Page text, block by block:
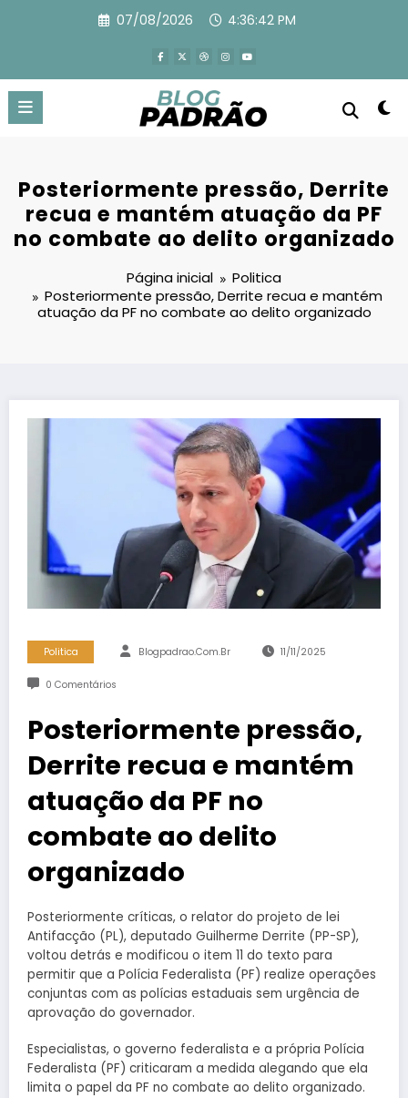
07/08/2026 4:36:44 PM
Posteriormente pressão, Derrite
recua e mantém atuação da PF
no combate ao delito organizado
Página inicial
Politica
Posteriormente pressão, Derrite recua e mantém
atuação da PF no combate ao delito organizado
Politica Blogpadrao.com.br 11/11/2025
0 Comentários
Posteriormente pressão,
Derrite recua e mantém
atuação da PF no
combate ao delito
organizado
Posteriormente críticas, o relator do projeto de lei
Antifacção (PL), deputado Guilherme Derrite (PP-SP),
voltou detrás e modificou o item 11 do texto para
permitir que a Polícia Federalista (PF) realize operações
conjuntas com as polícias estaduais sem urgência de
aprovação do governador.
Especialistas, o governo federalista e a própria Polícia
Federalista (PF) criticaram a medida alegando que ela
limita o papel da PF no combate ao delito organizado.